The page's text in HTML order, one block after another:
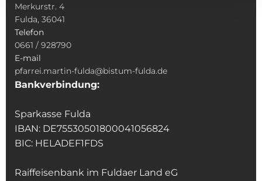
Merkurstr. 4
Fulda, 36041
Telefon
0661 / 928790
E-mail
pfarrei.martin-fulda@bistum-fulda.de
Bankverbindung:
Sparkasse Fulda
IBAN: DE75530501800041056824
BIC: HELADEF1FDS
Raiffeisenbank im Fuldaer Land eG